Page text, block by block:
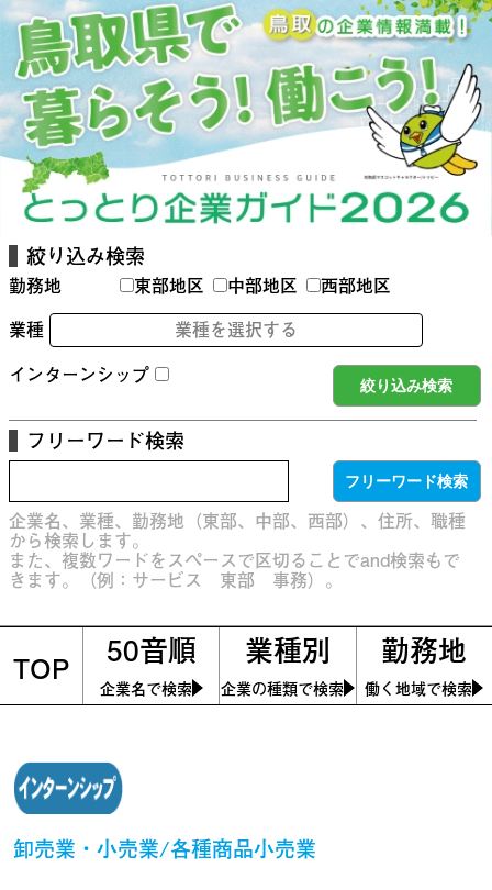
絞り込み検索
勤務地 東部地区 中部地区
西部地区
業種
業種を選択する
インターンシップ
フリーワード検索
企業名、業種、勤務地（東部、中部、西部）、住所、職種
から検索します。
また、複数ワードをスペースで区切ることでand検索もで
きます。（例：サービス 東部 事務）。
TOP 50音順
企業名で検索
業種別
企業の種類で検索
勤務地
働く地域で検索
卸売業・小売業/各種商品小売業